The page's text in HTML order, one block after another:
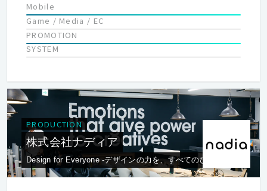
ラフィックチームと一緒、webチーム単独、の２通りの案件があ
ります。 いずれも、すべてのスタッフが会議に参加し、提案も
よければ採用されます。 大きなプロジェクトは８ヶ月ほど続き
ます。 年間の業務量は、波がありますが、ずっと深夜まで作業
に貢献した人は、しっかり評価します。 便利で落ち着いた立地、
対話を重視する誠実な人間関係の中で、 ナショナルクライアント
案件を担当いただき、成長できる職場です。
Mobile
Game / Media / EC
PROMOTION
SYSTEM
PRODUCTION
株式会社ナディア
Design for Everyone -デザインの力を、すべてのひとへ